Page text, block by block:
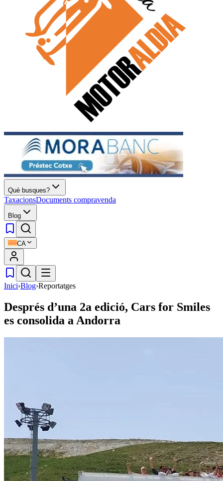
Què busques?
TaxacionsDocuments compravenda
Blog
CA
Inici›Blog›Reportatges
Després d’una 2a edició, Cars for Smiles
es consolida a Andorra